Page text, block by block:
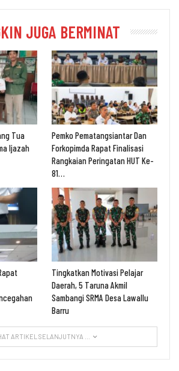
JUGA BERMINAT
Tua
Ijazah
Pemko Pematangsiantar Dan
Forkopimda Rapat Finalisasi
Rangkaian Peringatan HUT Ke-
81…
Tingkatkan Motivasi Pelajar
Daerah, 5 Taruna Akmil
Sambangi SRMA Desa Lawallu
Barru
ARTIKEL SELANJUTNYA ...